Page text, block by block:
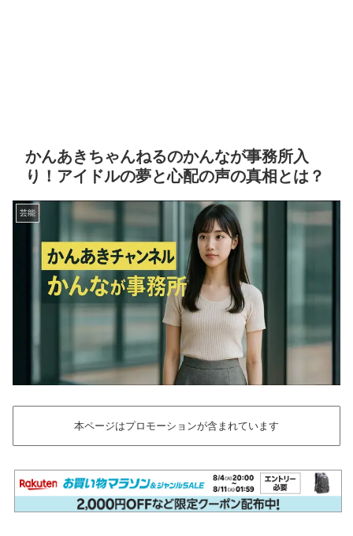
かんあきちゃんねるのかんなが事務所入
り！アイドルの夢と心配の声の真相とは？
芸能
本ページはプロモーションが含まれています